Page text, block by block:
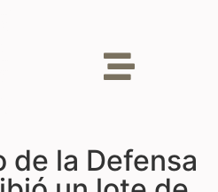
de la Defensa